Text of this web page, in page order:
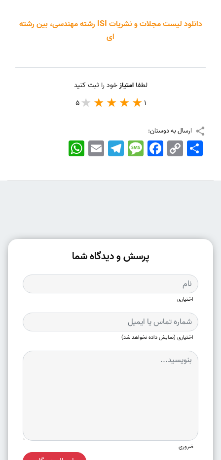
دانلود لیست مجلات و نشریات ISI رشته مهندسی، بین رشته
ای
لطفاامتیازخود را ثبت کنید
1
5
ارسال به دوستان:
WhatsApp EmailTelegramMessageFacebook Copy
Link
اشتراک
پرسش و دیدگاه شما
اختیاری
اختیاری (نمایش داده نخواهد شد)
ضروری